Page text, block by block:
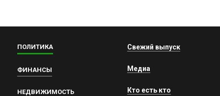
ПОЛИТИКА
ФИНАНСЫ
НЕДВИЖИМОСТЬ
Свежий выпуск
Медиа
Кто есть кто